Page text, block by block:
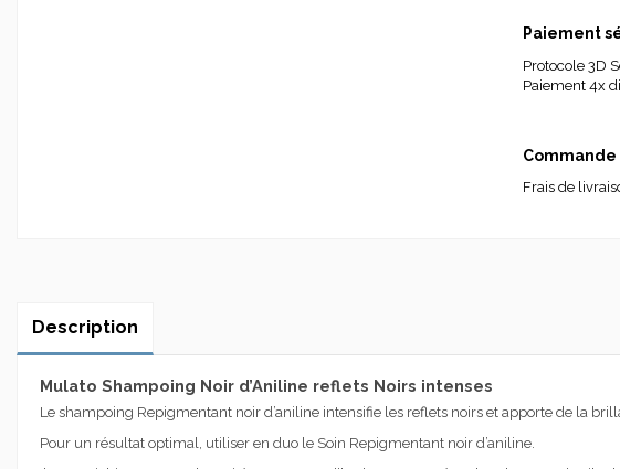
Paiement
Protocole 3D
Paiement 4x
Frais de
Description
Mulato Shampoing Noir d’Aniline reflets Noirs intenses
Le shampoing Repigmentant noir d’aniline intensifie les reflets noirs et apporte de la
Pour un résultat optimal, utiliser en duo le Soin Repigmentant noir d’aniline.